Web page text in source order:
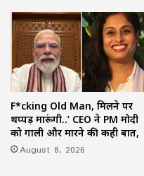
F*cking Old Man, मिलने पर
थप्पड़ मारूंगी..’ CEO ने PM मोदी
को गाली और मारने की कही बात,
August 8, 2026